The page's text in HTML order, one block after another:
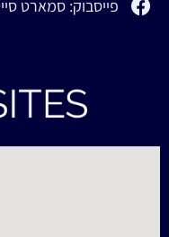
פייסבוק: סמארט